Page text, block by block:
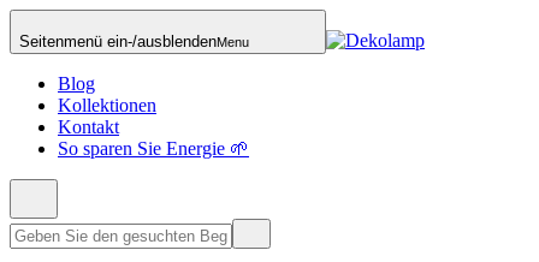
Seitenmenü ein-/ausblendenMenu
Blog
Kollektionen
Kontakt
So sparen Sie Energie 🌱